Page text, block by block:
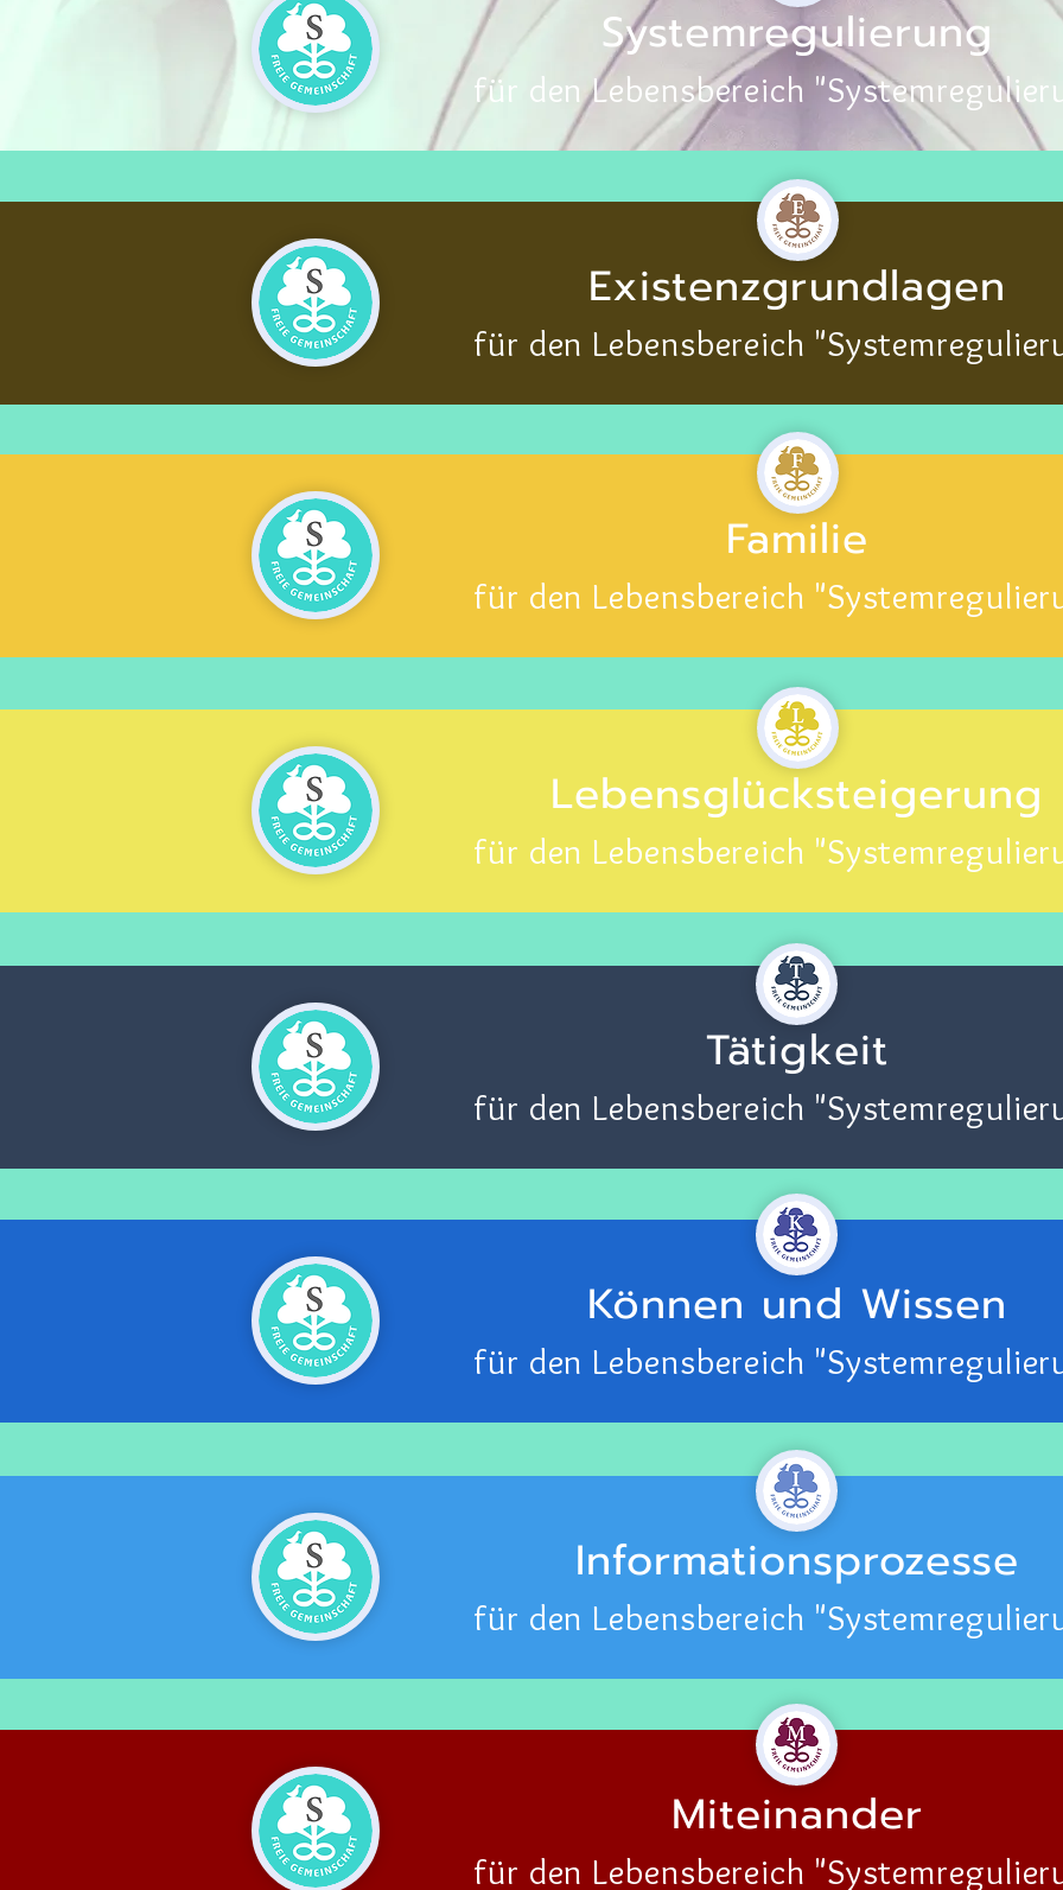
Systemregulierung
für den Lebensbereich
Existenzgrundlagen
für den Lebensbereich
Familie
für den Lebensbereich
Lebensglücksteigerung
für den Lebensbereich
Tätigkeit
für den Lebensbereich
Können und Wissen
für den Lebensbereich
Informationsprozesse
für den Lebensbereich
Miteinander
für den Lebensbereich